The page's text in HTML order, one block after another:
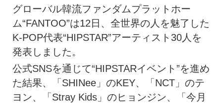
グローバル韓流ファンダムプラットホー
ム“FANTOO”は12日、全世界の人を魅了した
K-POP代表“HIPSTAR”アーティスト30人を
発表しました。
公式SNSを通じて“HIPSTARイベント”を進め
た結果、「SHINee」のKEY、「NCT」のテ
ヨン、「Stray Kids」のヒョンジン、「今月